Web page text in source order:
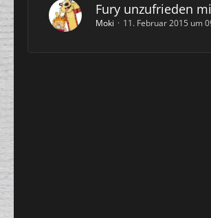
Fury unzufrieden
Moki 11. Februar 2015 um